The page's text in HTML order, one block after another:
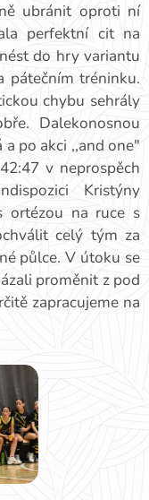
ubránit oproti ní
perfektní cit na
do hry variantu
pátečním tréninku.
chybu sehrály
Dalekonosnou
po akci ,,and one"
v neprospěch
Kristýny
ortézou na ruce s
celý tým za
půlce. V útoku se
proměnit z pod
zapracujeme na